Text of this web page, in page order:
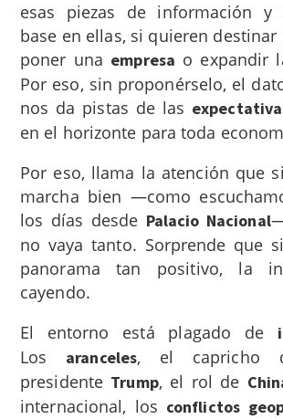
esas piezas de información y
base en ellas, si quieren destinar
poner una empresa o expandir
Por eso, sin proponérselo, el
nos da pistas de las
en el horizonte para toda
Por eso, llama la atención que
marcha bien —como
los días desde Palacio Nacional
no vaya tanto. Sorprende que
panorama tan positivo, la
cayendo.
El entorno está plagado de
Los aranceles, el capricho
presidente Trump, el rol de
internacional, los conflictos